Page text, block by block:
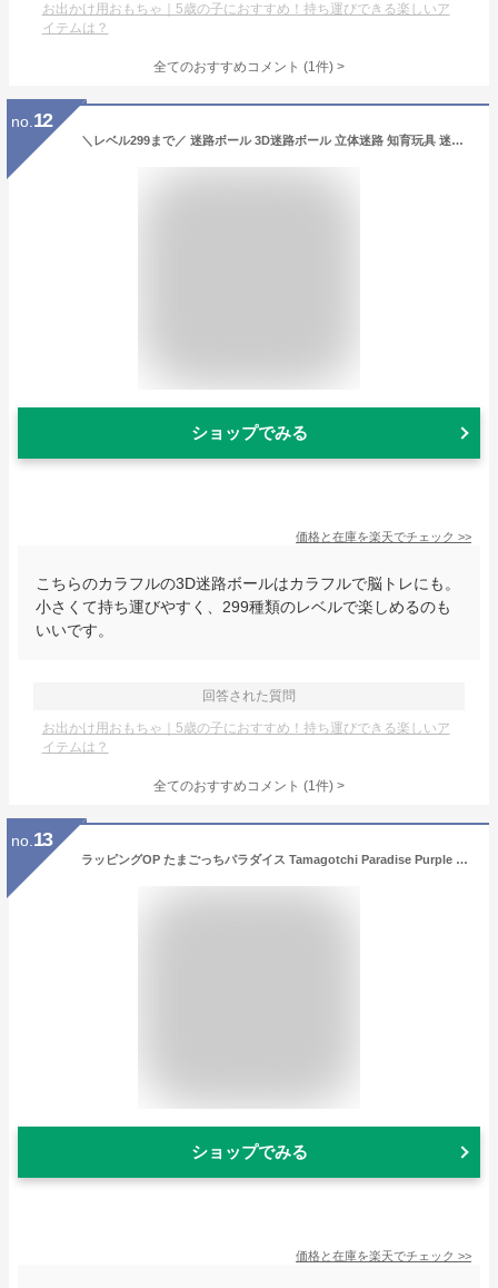
お出かけ用おもちゃ｜5歳の子におすすめ！持ち運びできる楽しいア
イテムは？
全てのおすすめコメント (1件) >
no. 12
＼レベル299まで／ 迷路ボール 3D迷路ボール 立体迷路 知育玩具 迷路ゲーム 立体パズル 3D 知育おもちゃ 脳トレ 子供 大人 3歳 4歳 5歳 小学生 カラフル キッズ 子ども こども 3000円 子供会 景品 誕生日 プレゼント ギフト 夏
ショップでみる
価格と在庫を楽天でチェック >>
こちらのカラフルの3D迷路ボールはカラフルで脳トレにも。
小さくて持ち運びやすく、299種類のレベルで楽しめるのも
いいです。
回答された質問
お出かけ用おもちゃ｜5歳の子におすすめ！持ち運びできる楽しいア
イテムは？
全てのおすすめコメント (1件) >
no. 13
ラッピングOP たまごっちパラダイス Tamagotchi Paradise Purple Sky パープルスカイ Blue Water Pink Land ピンクランドブルーウォーターバンダイ BANDAI たまごっち おもちゃ 電子ペット
ショップでみる
価格と在庫を楽天でチェック >>